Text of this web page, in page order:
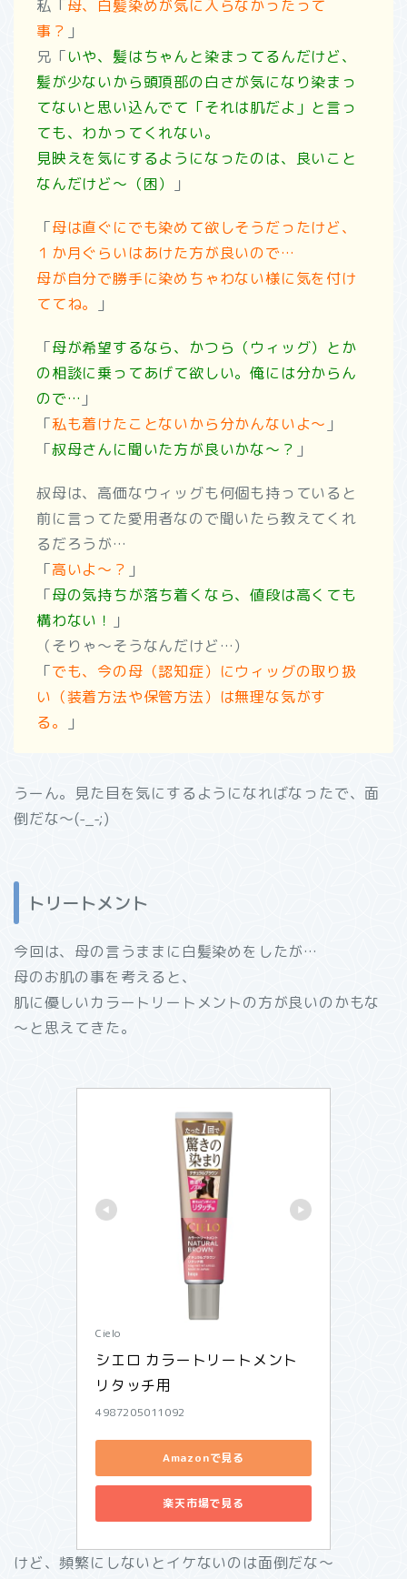
私「母、白髪染めが気に入らなかったって
事？ 」
兄「いや、髪はちゃんと染まってるんだけど、
髪が少ないから頭頂部の白さが気になり染まっ
てないと思い込んでて 「それは肌だよ」と言っ
ても、わかってくれない。
見映えを気にするようになったのは、良いこと
なんだけど～（困）
」
「母は直ぐにでも染めて欲しそうだったけど、
１か月ぐらいはあけた方が良いので…
母が自分で勝手に染めちゃわない様に気を付け
ててね。
」
「母が希望するなら、かつら（ウィッグ）とか
の相談に乗ってあげて欲しい。俺には分からん
ので… 」
「私も着けたことないから分かんないよ～ 」
「叔母さんに聞いた方が良いかな～？ 」
叔母は、高価なウィッグも何個も持っていると
前に言ってた愛用者なので聞いたら教えてくれ
るだろうが…
「高いよ～？ 」
「母の気持ちが落ち着くなら、値段は高くても
構わない！
」
（そりゃ～そうなんだけど…）
「でも、今の母（認知症）にウィッグの取り扱
い（装着方法や保管方法）は無理な気がす
る。
」
うーん。見た目を気にするようになればなったで、面
倒だな～(-_-;)
トリートメント
今回は、母の言うままに白髪染めをしたが…
母のお肌の事を考えると、
肌に優しいカラートリートメントの方が良いのかもな
～と思えてきた。
Cielo
シエロ カラートリートメント
リタッチ用
4987205011092
Amazonで見る
楽天市場で見る
けど、頻繁にしないとイケないのは面倒だな～